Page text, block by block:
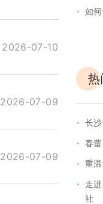
2026-07-10
2026-07-09
2026-07-09
· 如
热
· 长
· 春
· 重
·
走
社